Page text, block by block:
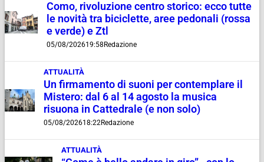
Como, rivoluzione centro storico: ecco tutte
le novità tra biciclette, aree pedonali (rossa
e verde) e Ztl
05/08/202619:58 Redazione
ATTUALITÀ
Un firmamento di suoni per contemplare il
Mistero: dal 6 al 14 agosto la musica
risuona in Cattedrale (e non solo)
05/08/202618:22Redazione
ATTUALITÀ